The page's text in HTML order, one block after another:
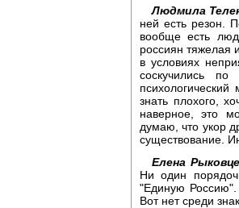
Людмила
ней есть резон.
вообще есть
россиян тяжелая
в условиях
соскучились
знать плохого,
наверное, это
думаю, что укор
существование.
Елена
Ни один
"Единую Россию".
Вот нет среди